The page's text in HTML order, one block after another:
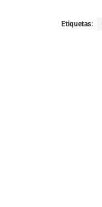
Etiquetas: